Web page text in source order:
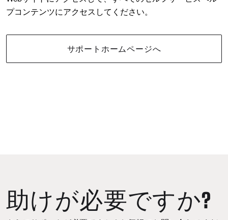
プコンテンツにアクセスしてください。
サポートホームページへ
助けが必要ですか?